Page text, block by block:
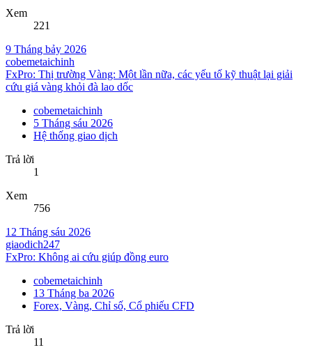
Xem
221
9 Tháng bảy 2026
cobemetaichinh
FxPro: Thị trường Vàng: Một lần nữa, các yếu tố kỹ thuật lại giải
cứu giá vàng khỏi đà lao dốc
cobemetaichinh
5 Tháng sáu 2026
Hệ thống giao dịch
Trả lời
1
Xem
756
12 Tháng sáu 2026
giaodich247
FxPro: Không ai cứu giúp đồng euro
cobemetaichinh
13 Tháng ba 2026
Forex, Vàng, Chỉ số, Cổ phiếu CFD
Trả lời
11